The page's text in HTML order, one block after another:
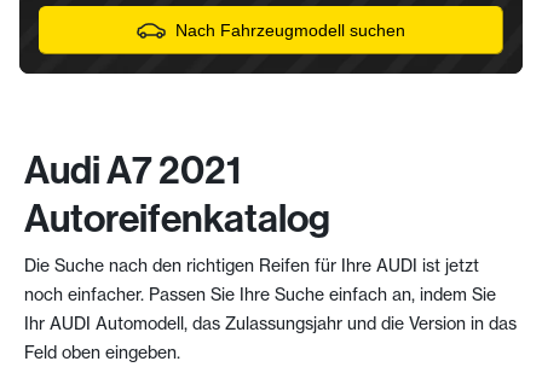
Nach Fahrzeugmodell suchen
Audi A7 2021
Autoreifenkatalog
Die Suche nach den richtigen Reifen für Ihre AUDI ist jetzt
noch einfacher. Passen Sie Ihre Suche einfach an, indem Sie
Ihr AUDI Automodell, das Zulassungsjahr und die Version in das
Feld oben eingeben.